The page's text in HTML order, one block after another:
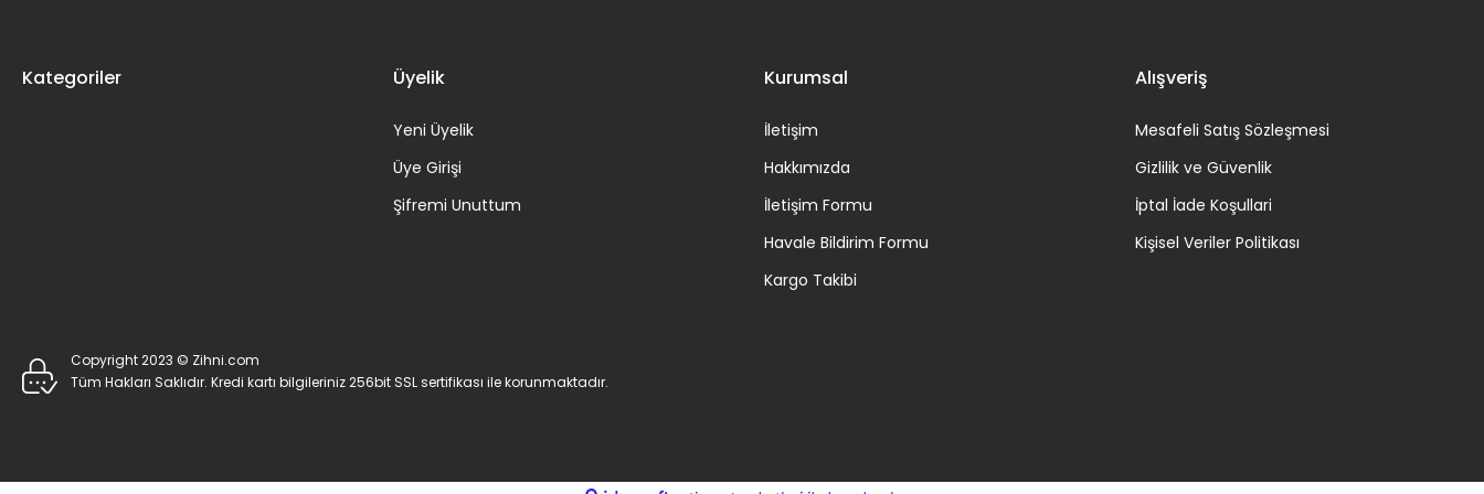
Kategoriler Üyelik
Yeni Üyelik
Üye Girişi
Şifremi Unuttum
Kurumsal
İletişim
Hakkımızda
İletişim Formu
Havale Bildirim Formu
Kargo Takibi
Alışveriş
Mesafeli Satış Sözleşmesi
Gizlilik ve Güvenlik
İptal İade Koşullari
Kişisel Veriler Politikası
Copyright 2023 © Zihni.com
Tüm Hakları Saklıdır. Kredi kartı bilgileriniz 256bit SSL sertifikası ile korunmaktadır.